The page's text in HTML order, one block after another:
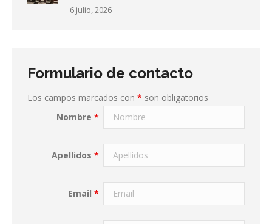
6 julio, 2026
Formulario de contacto
Los campos marcados con * son obligatorios
Nombre*
Apellidos*
Email*